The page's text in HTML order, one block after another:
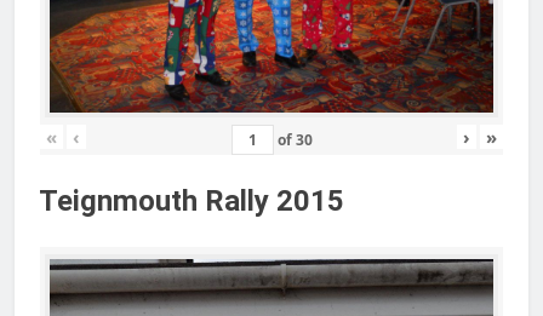
« ‹ of30 › »
Teignmouth Rally 2015